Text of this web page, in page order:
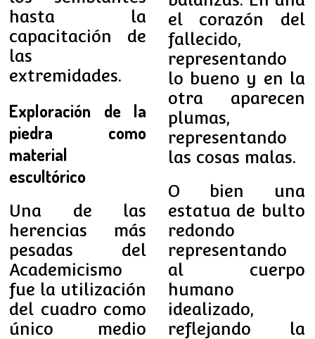
hasta la
capacitación de
las
extremidades.
Exploración de la
piedra como
material
escultórico
Una de las
herencias más
pesadas del
Academicismo
fue la utilización
del cuadro como
único medio
el corazón del
fallecido,
representando
lo bueno y en la
otra aparecen
plumas,
representando
las cosas malas.
O bien una
estatua de bulto
redondo
representando
al cuerpo
humano
idealizado,
reflejando la